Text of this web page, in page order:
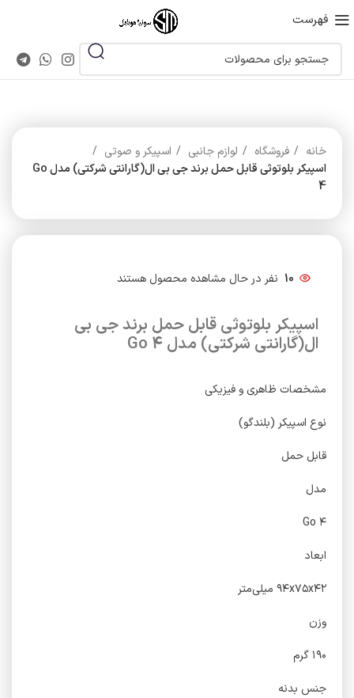
فهرست
خانه فروشگاه لوازم جانبی
اسپیکر و صوتی
اسپیکر بلوتوثی قابل حمل برند جی بی ال(گارانتی شرکتی) مدل Go
4
10 نفر در حال مشاهده محصول هستند
اسپیکر بلوتوثی قابل حمل برند جی بی
ال(گارانتی شرکتی) مدل Go 4
مشخصات ظاهری و فیزیکی
نوع اسپیکر (بلندگو)
قابل حمل
مدل
Go ۴
ابعاد
۹۴x۷۵x۴۲ میلی‌متر
وزن
۱۹۰ گرم
جنس بدنه